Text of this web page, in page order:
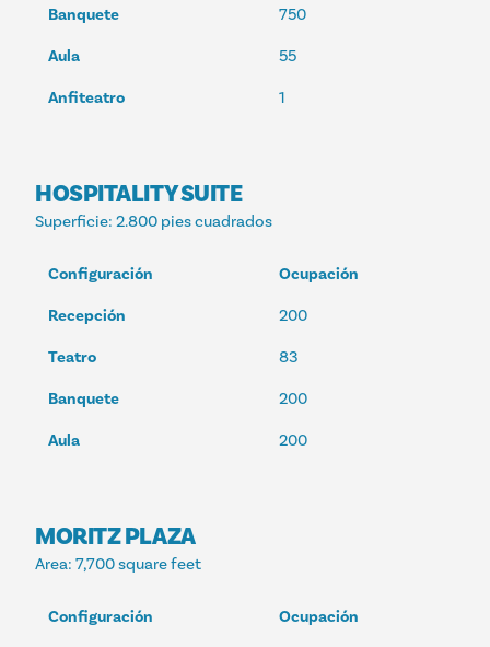
Banquete
750
Aula
55
Anfiteatro
1
HOSPITALITY SUITE
Superficie: 2.800 pies cuadrados
Configuración
Ocupación
Recepción
200
Teatro
83
Banquete
200
Aula
200
MORITZ PLAZA
Area: 7,700 square feet
Configuración
Ocupación